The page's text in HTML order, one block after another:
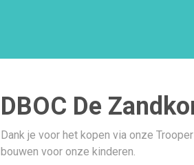
DBOC De
Dank je voor het kopen via onze
bouwen voor onze kinderen.